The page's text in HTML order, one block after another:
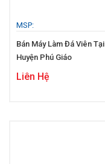
MSP:
Bán Máy Làm Đá Viên Tại
Huyện Phú Giáo
Liên Hệ